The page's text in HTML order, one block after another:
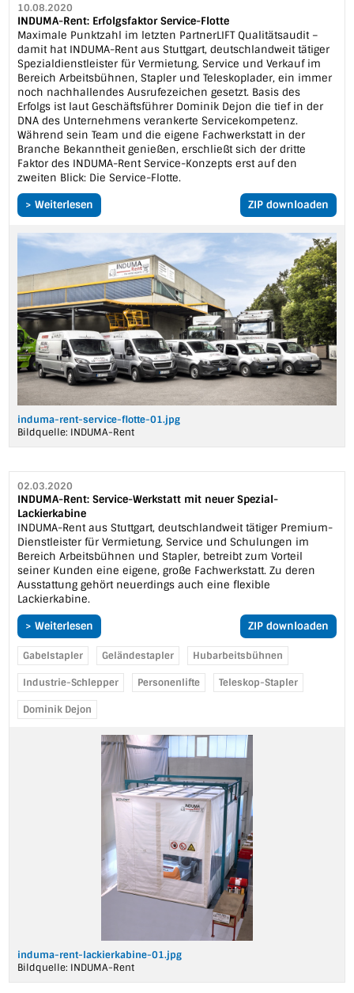
10.08.2020
INDUMA-Rent: Erfolgsfaktor Service-Flotte
Maximale Punktzahl im letzten PartnerLIFT Qualitätsaudit –
damit hat INDUMA-Rent aus Stuttgart, deutschlandweit tätiger
Spezialdienstleister für Vermietung, Service und Verkauf im
Bereich Arbeitsbühnen, Stapler und Teleskoplader, ein immer
noch nachhallendes Ausrufezeichen gesetzt. Basis des
Erfolgs ist laut Geschäftsführer Dominik Dejon die tief in der
DNA des Unternehmens verankerte Servicekompetenz.
Während sein Team und die eigene Fachwerkstatt in der
Branche Bekanntheit genießen, erschließt sich der dritte
Faktor des INDUMA-Rent Service-Konzepts erst auf den
zweiten Blick: Die Service-Flotte.
> Weiterlesen
ZIP downloaden
induma-rent-service-flotte-01.jpg
Bildquelle: INDUMA-Rent
02.03.2020
INDUMA-Rent: Service-Werkstatt mit neuer Spezial-
Lackierkabine
INDUMA-Rent aus Stuttgart, deutschlandweit tätiger Premium-
Dienstleister für Vermietung, Service und Schulungen im
Bereich Arbeitsbühnen und Stapler, betreibt zum Vorteil
seiner Kunden eine eigene, große Fachwerkstatt. Zu deren
Ausstattung gehört neuerdings auch eine flexible
Lackierkabine.
> Weiterlesen
ZIP downloaden
Gabelstapler Geländestapler Hubarbeitsbühnen
Industrie-Schlepper Personenlifte Teleskop-Stapler
Dominik Dejon
induma-rent-lackierkabine-01.jpg
Bildquelle: INDUMA-Rent